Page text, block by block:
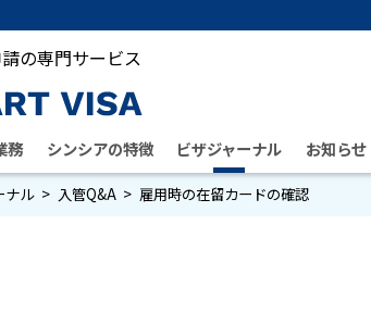
の専門サービス
務 シンシアの特徴 ビザジャーナル お知らせ
ナル 入管Q&A 雇用時の在留カードの確認